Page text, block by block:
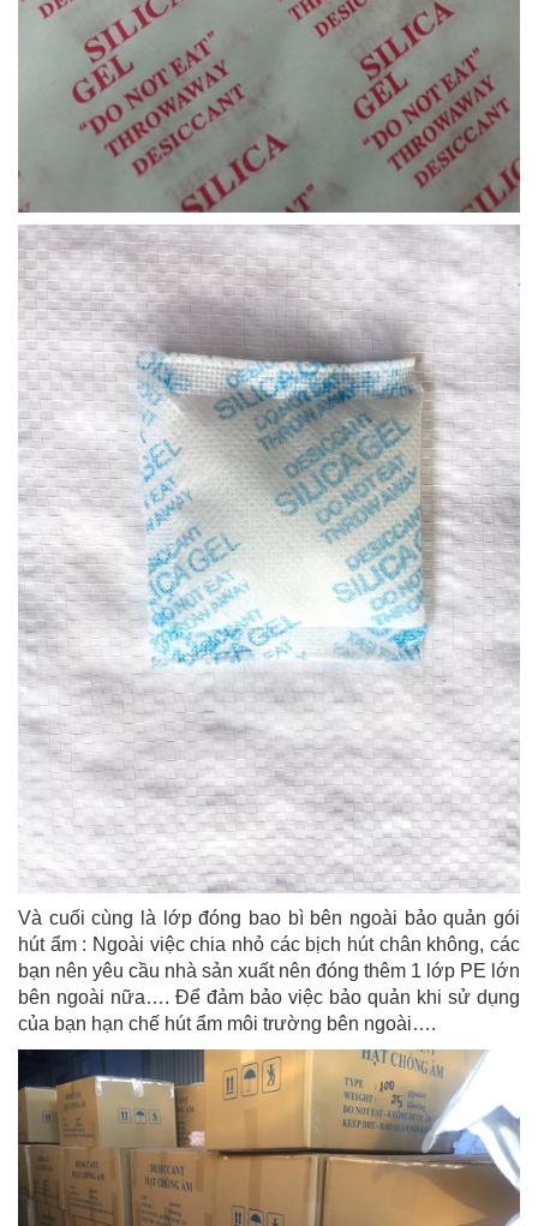
Và cuối cùng là lớp đóng bao bì bên ngoài bảo quản gói
hút ẩm : Ngoài việc chia nhỏ các bịch hút chân không, các
bạn nên yêu cầu nhà sản xuất nên đóng thêm 1 lớp PE lớn
bên ngoài nữa…. Để đảm bảo việc bảo quản khi sử dụng
của bạn hạn chế hút ẩm môi trường bên ngoài….